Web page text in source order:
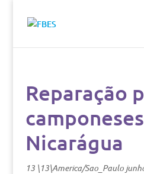
Reparação
Nicarágua
13 \13\America/Sao_Paulo